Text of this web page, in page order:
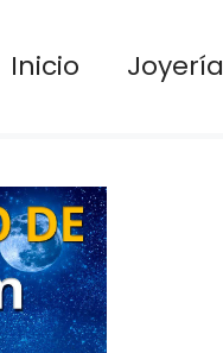
Inicio Joyería